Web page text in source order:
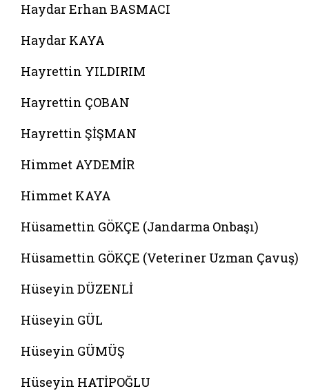
Haydar Erhan BASMACI
Haydar KAYA
Hayrettin YILDIRIM
Hayrettin ÇOBAN
Hayrettin ŞİŞMAN
Himmet AYDEMİR
Himmet KAYA
Hüsamettin GÖKÇE (Jandarma Onbaşı)
Hüsamettin GÖKÇE (Veteriner Uzman Çavuş)
Hüseyin DÜZENLİ
Hüseyin GÜL
Hüseyin GÜMÜŞ
Hüseyin HATİPOĞLU